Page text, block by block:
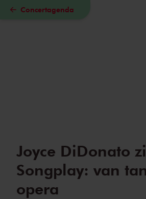
Naar hoofdcontent
Concertagenda
Joyce DiDonato
Songplay: van
opera